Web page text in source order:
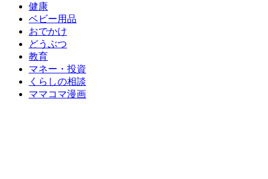
健康
ベビー用品
おでかけ
どうぶつ
教育
マネー・投資
くらしの相談
ママコマ漫画